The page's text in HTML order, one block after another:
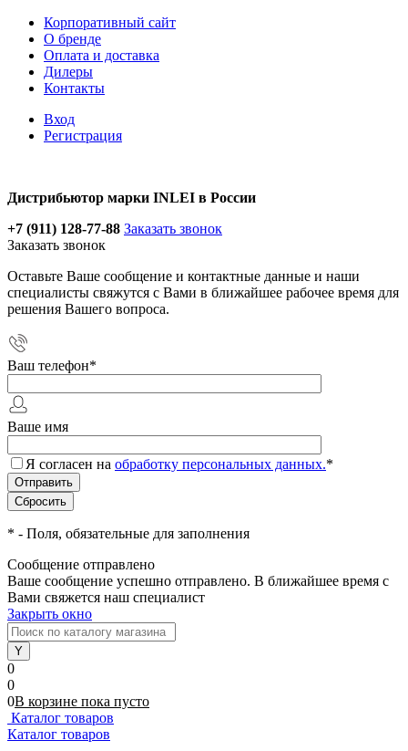
Корпоративный сайт
О бренде
Оплата и доставка
Дилеры
Контакты
Вход
Регистрация
Дистрибьютор марки INLEI в России
+7 (911) 128-77-88 Заказать звонок
Заказать звонок
Оставьте Ваше сообщение и контактные данные и наши
специалисты свяжутся с Вами в ближайшее рабочее время для
решения Вашего вопроса.
Ваш телефон*
Ваше имя
Я согласен на обработку персональных данных.*
* - Поля, обязательные для заполнения
Сообщение отправлено
Ваше сообщение успешно отправлено. В ближайшее время с
Вами свяжется наш специалист
Закрыть окно
0
0
0В корзине пока пусто
Каталог товаров
Каталог товаров